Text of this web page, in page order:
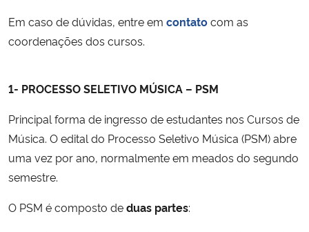
Em caso de dúvidas, entre em contatocom as
coordenações dos cursos.
1- PROCESSO SELETIVO MÚSICA – PSM
Principal forma de ingresso de estudantes nos Cursos de
Música. O edital do Processo Seletivo Música (PSM) abre
uma vez por ano, normalmente em meados do segundo
semestre.
O PSM é composto deduas partes: